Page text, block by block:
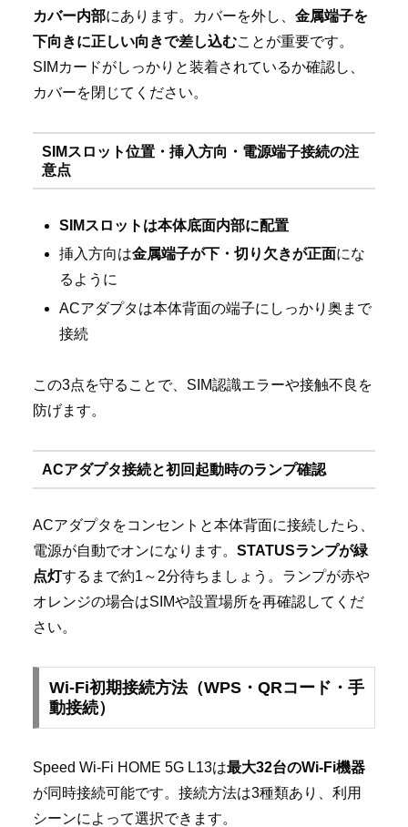
カバー内部にあります。カバーを外し、 金属端子を
下向きに正しい向きで差し込むことが重要です。
SIMカードがしっかりと装着されているか確認し、
カバーを閉じてください。
SIMスロット位置・挿入方向・電源端子接続の注
意点
SIMスロットは本体底面内部に配置
挿入方向は金属端子が下・切り欠きが正面にな
るように
ACアダプタは本体背面の端子にしっかり奥まで
接続
この3点を守ることで、SIM認識エラーや接触不良を
防げます。
ACアダプタ接続と初回起動時のランプ確認
ACアダプタをコンセントと本体背面に接続したら、
電源が自動でオンになります。 STATUSランプが緑
点灯するまで約1～2分待ちましょう。ランプが赤や
オレンジの場合はSIMや設置場所を再確認してくだ
さい。
Wi-Fi初期接続方法（WPS・QRコード・手
動接続）
Speed Wi-Fi HOME 5G L13は最大32台のWi-Fi機器
が同時接続可能です。接続方法は3種類あり、利用
シーンによって選択できます。